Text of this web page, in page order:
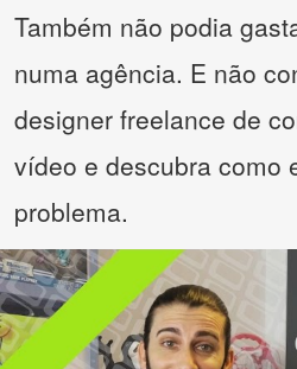
Também não podia
numa agência. E não
designer freelance de
vídeo e descubra como
problema.